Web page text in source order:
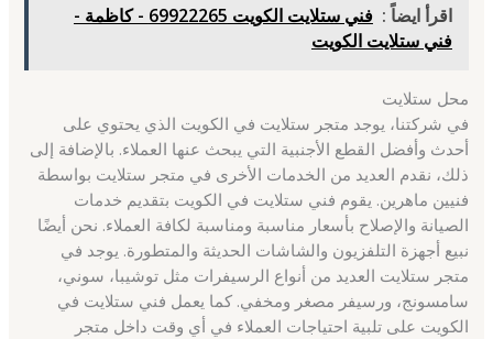
اقرأ ايضاً :
فني ستلايت الكويت 69922265 - كاظمة -
فني ستلايت الكويت
محل ستلايت
في شركتنا، يوجد متجر ستلايت في الكويت الذي يحتوي على
أحدث وأفضل القطع الأجنبية التي يبحث عنها العملاء. بالإضافة إلى
ذلك، نقدم العديد من الخدمات الأخرى في متجر ستلايت بواسطة
فنيين ماهرين. يقوم فني ستلايت في الكويت بتقديم خدمات
الصيانة والإصلاح بأسعار مناسبة ومناسبة لكافة العملاء. نحن أيضًا
نبيع أجهزة التلفزيون والشاشات الحديثة والمتطورة. يوجد في
متجر ستلايت العديد من أنواع الرسيفرات مثل توشيبا، سوني،
سامسونج، ورسيفر مصغر ومخفي. كما يعمل فني ستلايت في
الكويت على تلبية احتياجات العملاء في أي وقت داخل متجر